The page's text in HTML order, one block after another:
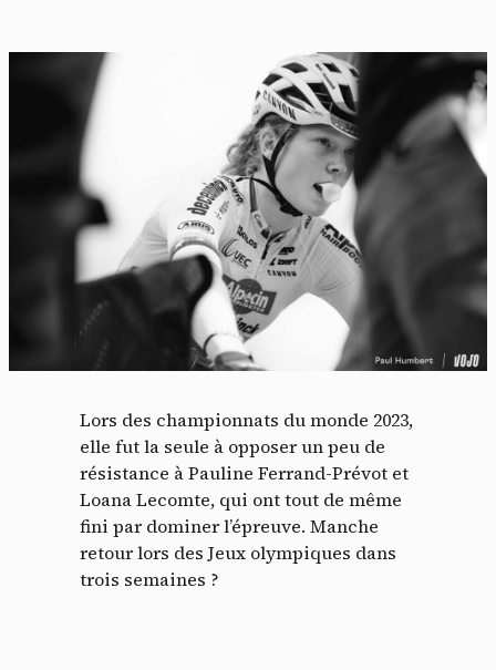
Lors des championnats du monde 2023,
elle fut la seule à opposer un peu de
résistance à Pauline Ferrand-Prévot et
Loana Lecomte, qui ont tout de même
fini par dominer l’épreuve. Manche
retour lors des Jeux olympiques dans
trois semaines ?
Panneau de gestion des
cookies
En autorisant ces services tiers, vous acceptez le dépôt et la
lecture de cookies et l'utilisation de technologies de suivi
nécessaires à leur bon fonctionnement.